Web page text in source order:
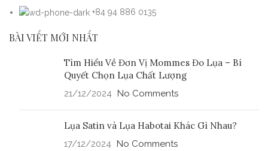
+84 94 886 0135
BÀI VIẾT MỚI NHẤT
Tìm Hiểu Về Đơn Vị Mommes Đo Lụa – Bí
Quyết Chọn Lụa Chất Lượng
21/12/2024 No Comments
Lụa Satin và Lụa Habotai Khác Gì Nhau?
17/12/2024 No Comments